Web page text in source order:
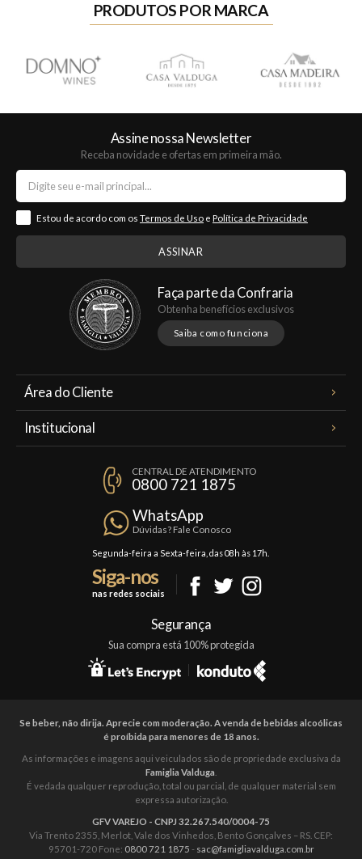
PRODUTOS POR MARCA
Assine nossa Newsletter
Receba novidade e ofertas em primeira mão.
Estou de acordo com os Termos de Uso e Política de Privacidade
Faça parte da Confraria
Obtenha benefícios exclusivos
Saiba como funciona
Área do Cliente
Institucional
Política de Privacidade
Trocas e Devoluções
Formas de Pagamento
CENTRAL DE ATENDIMENTO
0800 721 1875
WhatsApp
Dúvidas? Fale Conosco
Segunda-feira a Sexta-feira, das 08h às 17h.
Siga-nos
nas redes sociais
Segurança
Sua compra está 100% protegida
Se beber, não dirija. Aprecie com moderação. A venda de bebidas alcoólicas
é proíbida para menores de 18 anos.
As informações e imagens aqui veiculados são de propriedade exclusiva da
Famiglia Valduga
É vedada qualquer reprodução, total ou parcial, de qualquer material sem
expressa autorização.
GFV VAREJO - CNPJ 32.267.540/0004-75
Via Trento 2355, Merlot, Vale dos Vinhedos, Bento Gonçalves – RS. CEP:
95701-720 Fone: 0800 721 1875 - sac@famigliavalduga.com.br